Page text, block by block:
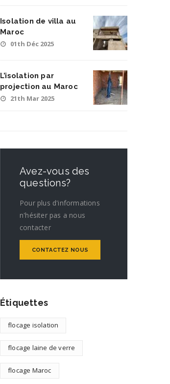
Isolation de villa au
Maroc
01th Déc 2025
L’isolation par
projection au Maroc
21th Mar 2025
Avez-vous des
questions?
Pour plus d'informations
n'hésiter pas a nous
contacter
CONTACTEZ NOUS
Étiquettes
flocage isolation
flocage laine de verre
flocage Maroc